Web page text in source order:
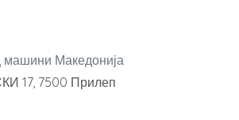
Македонија
17, 7500 Прилеп